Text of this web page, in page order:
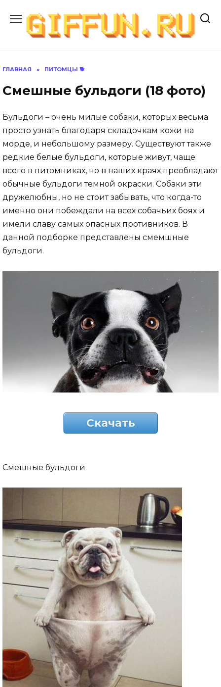
содержанию
ГЛАВНАЯ » ПИТОМЦЫ 🐕
Смешные бульдоги (18 фото)
Бульдоги – очень милые собаки, которых весьма
просто узнать благодаря складочкам кожи на
морде, и небольшому размеру. Существуют также
редкие белые бульдоги, которые живут, чаще
всего в питомниках, но в наших краях преобладают
обычные бульдоги темной окраски. Собаки эти
дружелюбны, но не стоит забывать, что когда-то
именно они побеждали на всех собачьих боях и
имели славу самых опасных противников. В
данной подборке представлены смемшные
бульдоги.
Скачать
Смешные бульдоги